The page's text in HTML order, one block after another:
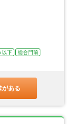
以下
総合門前
がある